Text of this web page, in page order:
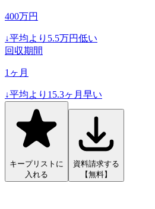
400万円
↓平均より 5.5万円低い
回収期間
1 ヶ月
↓平均より 15.3ヶ月早い
キープリストに
入れる
資料請求する
【無料】